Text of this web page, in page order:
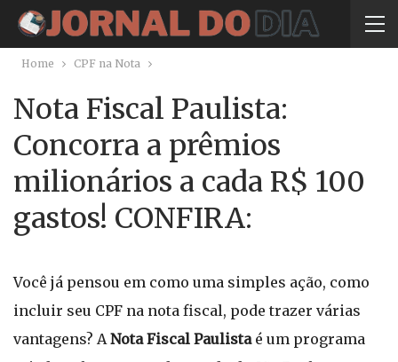
Home CPF na Nota
Nota Fiscal Paulista:
Concorra a prêmios
milionários a cada R$ 100
gastos! CONFIRA:
Você já pensou em como uma simples ação, como
incluir seu CPF na nota fiscal, pode trazer várias
vantagens? ANota Fiscal Paulistaé um programa